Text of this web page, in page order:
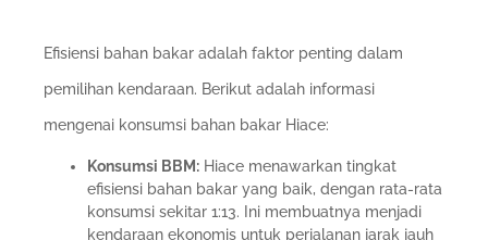
Efisiensi bahan bakar adalah faktor penting dalam
pemilihan kendaraan. Berikut adalah informasi
mengenai konsumsi bahan bakar Hiace:
Konsumsi BBM: Hiace menawarkan tingkat
efisiensi bahan bakar yang baik, dengan rata-rata
konsumsi sekitar 1:13. Ini membuatnya menjadi
kendaraan ekonomis untuk perjalanan jarak jauh